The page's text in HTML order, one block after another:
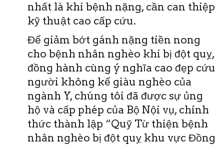
nhất là khi bệnh nặng, cần can thiệp
kỹ thuật cao cấp cứu.
Để giảm bớt gánh nặng tiền nong
cho bệnh nhân nghèo khi bị đột quỵ,
đồng hành cùng ý nghĩa cao đẹp cứu
người không kể giàu nghèo của
ngành Y, chúng tôi đã được sự ủng
hộ và cấp phép của Bộ Nội vụ, chính
thức thành lập “Quỹ Từ thiện bệnh
nhân nghèo bị đột quỵ khu vực Đồng